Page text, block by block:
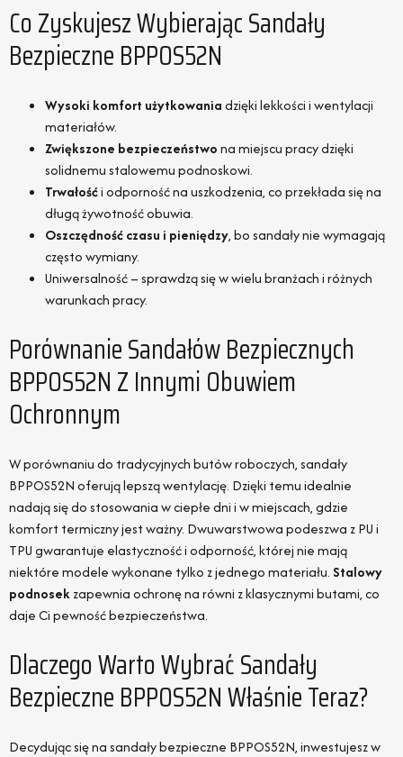
Co Zyskujesz Wybierając Sandały
Bezpieczne BPPOS52N
Wysoki komfort użytkowaniadzięki lekkości i wentylacji
materiałów.
Zwiększone bezpieczeństwona miejscu pracy dzięki
solidnemu stalowemu podnoskowi.
Trwałośći odporność na uszkodzenia, co przekłada się na
długą żywotność obuwia.
Oszczędność czasu i pieniędzy, bo sandały nie wymagają
często wymiany.
Uniwersalność – sprawdzą się w wielu branżach i różnych
warunkach pracy.
Porównanie Sandałów Bezpiecznych
BPPOS52N Z Innymi Obuwiem
Ochronnym
W porównaniu do tradycyjnych butów roboczych, sandały
BPPOS52N oferują lepszą wentylację. Dzięki temu idealnie
nadają się do stosowania w ciepłe dni i w miejscach, gdzie
komfort termiczny jest ważny. Dwuwarstwowa podeszwa z PU i
TPU gwarantuje elastyczność i odporność, której nie mają
niektóre modele wykonane tylko z jednego materiału. Stalowy
podnosekzapewnia ochronę na równi z klasycznymi butami, co
daje Ci pewność bezpieczeństwa.
Dlaczego Warto Wybrać Sandały
Bezpieczne BPPOS52N Właśnie Teraz?
Decydując się na sandały bezpieczne BPPOS52N, inwestujesz w